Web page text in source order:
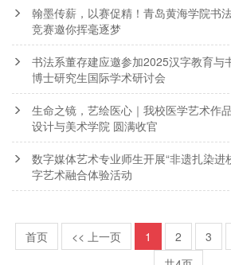
翰墨传薪，以赛促精！青岛黄海学院书
竞赛邀你挥毫逐梦
书法系董存建应邀参加2025汉字教育与
博士研究生国际学术研讨会
生命之镜，艺绘医心｜我校医学艺术作
设计与美术学院 圆满收官
数字媒体艺术专业师生开展“非遗扎染进
字艺术融合体验活动
首页 << 上一页 1 2 3